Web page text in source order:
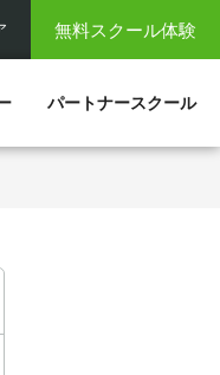
無料スクール体験
パートナースクール